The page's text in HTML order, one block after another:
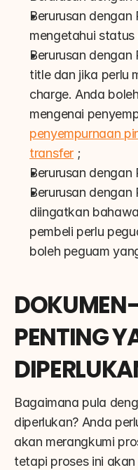
Berurusan
mengetahui
Berurusan dengan
title dan jika perlu
charge. Anda
penyempurnaan
transfer ;
Berurusan
Berurusan dengan
diingatkan
pembeli perlu
boleh peguam
PENTING
Bagaimana pula
diperlukan? Anda
akan merangkumi
tetapi proses ini